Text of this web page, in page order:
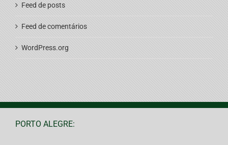
Feed de posts
Feed de comentários
WordPress.org
PORTO ALEGRE: